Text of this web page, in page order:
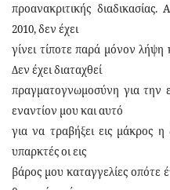
προανακριτικής
2010, δεν έχει
γίνει τίποτε παρά μόνον
Δεν έχει διαταχθεί
πραγματογνωμοσύνη για την
εναντίον μου και αυτό
για να τραβήξει εις μάκρος
υπαρκτές οι εις
βάρος μου καταγγελίες οπότε